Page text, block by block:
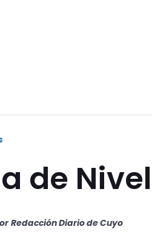
de
Redacción Diario de Cuyo